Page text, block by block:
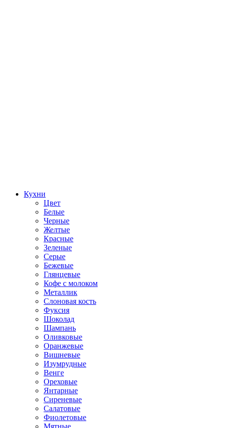
Кухни
Цвет
Белые
Черные
Желтые
Красные
Зеленые
Серые
Бежевые
Глянцевые
Кофе с молоком
Металлик
Слоновая кость
Фуксия
Шоколад
Шампань
Оливковые
Оранжевые
Вишневые
Изумрудные
Венге
Ореховые
Янтарные
Сиреневые
Салатовые
Фиолетовые
Мятные